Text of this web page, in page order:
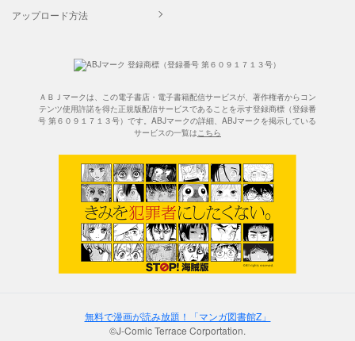
アップロード方法
ＡＢＪマークは、この電子書店・電子書籍配信サービスが、著作権者からコン
テンツ使用許諾を得た正規版配信サービスであることを示す登録商標（登録番
号 第６０９１７１３号）です。ABJマークの詳細、ABJマークを掲示している
サービスの一覧はこちら
無料で漫画が読み放題！「マンガ図書館Z」
©J-Comic Terrace Corportation.